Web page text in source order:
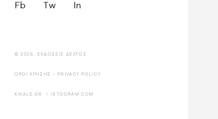
Fb Tw In
© 2026, ΕΚΔΌΣΕΙΣ ΔΈΛΤΟΣ
ΌΡΟΙ ΧΡΉΣΗΣ - PRIVACY POLICY
KIKALE.GR | ISTOGRAM.COM